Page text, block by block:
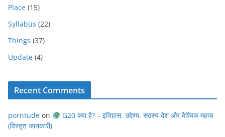
Place (15)
Syllabus (22)
Things (37)
Update (4)
Recent Comments
porntude on
G20 क्या है? – इतिहास, उद्देश्य, सदस्य देश और वैश्विक महत्व
(विस्तृत जानकारी)